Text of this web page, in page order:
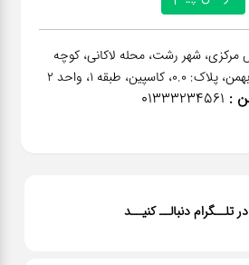
مرکزی، شهر رشت، محله لاکانی، کوچه
:
01333234561
تلــگرام دنبالــ کنیــد